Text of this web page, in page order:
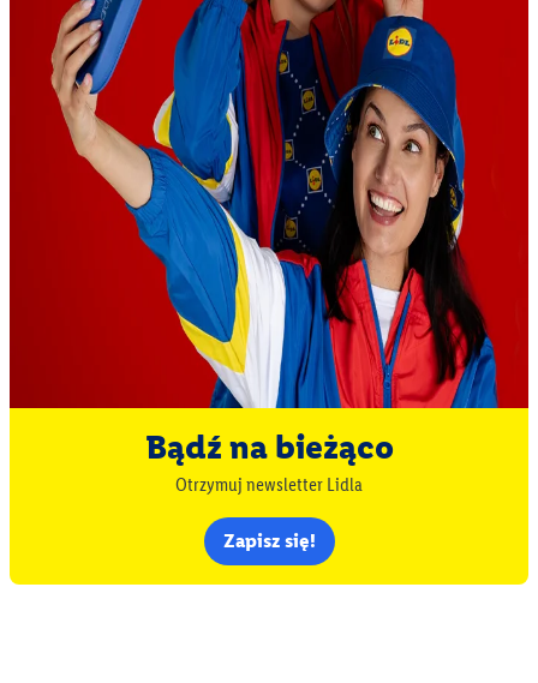
Bądź na bieżąco
Otrzymuj newsletter Lidla
Zapisz się!